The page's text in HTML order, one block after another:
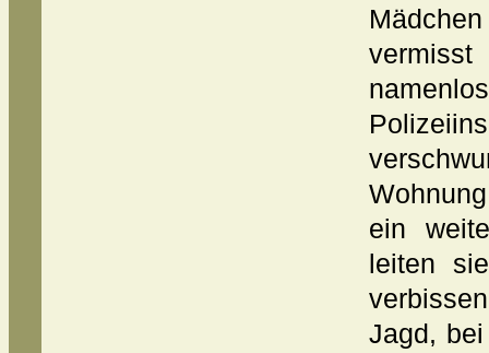
ein
leiten
Jagd,